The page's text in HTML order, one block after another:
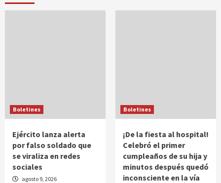
Boletines
Ejército lanza alerta
por falso soldado que
se viraliza en redes
sociales
agosto 9, 2026
Boletines
¡De la fiesta al hospital!
Celebró el primer
cumpleaños de su hija y
minutos después quedó
inconsciente en la vía